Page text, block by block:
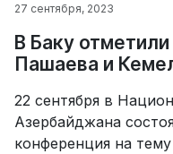
27 сентября, 2023
В Баку
Пашаева и
22 сентября в
Азербайджана
конференция на